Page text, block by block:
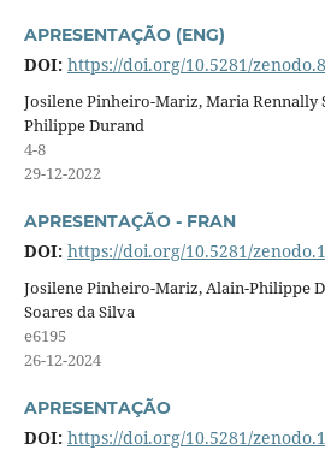
APRESENTAÇÃO (ENG)
DOI: https://doi.org/10.5281/
Josilene Pinheiro-Mariz, Maria Rennally
Philippe Durand
4-8
29-12-2022
APRESENTAÇÃO - FRAN
DOI: https://doi.org/10.5281/
Josilene Pinheiro-Mariz, Alain-Philippe
Soares da Silva
e6195
26-12-2024
APRESENTAÇÃO
DOI: https://doi.org/10.5281/